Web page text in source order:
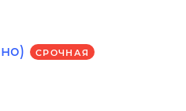
вместе
СРОЧНАЯ